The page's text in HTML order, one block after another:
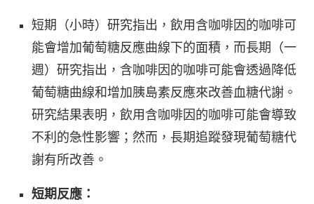
短期（小時）研究指出，飲用含咖啡因的咖啡可
能會增加葡萄糖反應曲線下的面積，而長期（一
週）研究指出，含咖啡因的咖啡可能會透過降低
葡萄糖曲線和增加胰島素反應來改善血糖代謝。
研究結果表明，飲用含咖啡因的咖啡可能會導致
不利的急性影響；然而，長期追蹤發現葡萄糖代
謝有所改善。
短期反應：